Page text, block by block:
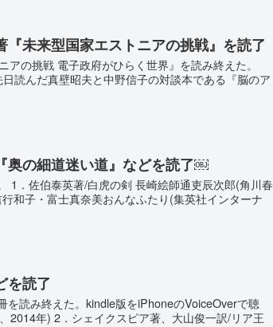
未来型国家エストニアの挑戦』を読了
の挑戦 電子政府がひらく世界』を読み終えた。
読んだ真壁昭夫と中野信子の対談本である『脳のア
奥の細道迷い道』などを読了￼
1．佐伯泰英著/白虎の剣 長崎絵師通吏辰次郎(角川春
和子・富士真奈美おんなふたり(集英社インターナ
を読了
を読み終えた。kindle版をiPhoneのVoiceOverで聴
2014年) 2．シェイクスピア著、大山俊一訳/リア王